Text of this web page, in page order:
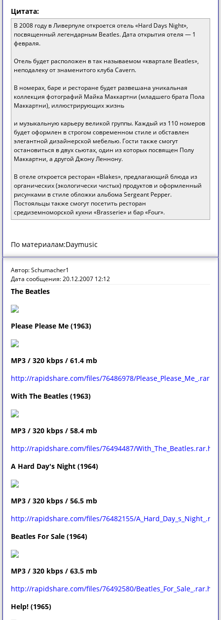
Цитата:
В 2008 году в Ливерпуле откроется отель «Hard Days Night»,
посвященный легендарным Beatles. Дата открытия отеля — 1
февраля.
Отель будет расположен в так называемом «квартале Beatles»,
неподалеку от знаменитого клуба Cavern.
В номерах, баре и ресторане будет развешана уникальная
коллекция фотографий Майка Маккартни (младшего брата Пола
Маккартни), иллюстрирующих жизнь
и музыкальную карьеру великой группы. Каждый из 110 номеров
будет оформлен в строгом современном стиле и обставлен
элегантной дизайнерской мебелью. Гости также смогут
остановиться в двух сьютах, один из которых посвящен Полу
Маккартни, а другой Джону Леннону.
В отеле откроется ресторан «Blakes», предлагающий блюда из
органических (экологически чистых) продуктов и оформленный
рисунками в стиле обложки альбома Sergeant Pepper.
Постояльцы также смогут посетить ресторан
средиземноморской кухни «Brasserie» и бар «Four».
По материалам:Daymusic
Автор: Schumacher1
Дата сообщения: 20.12.2007 12:12
The Beatles
Please Please Me (1963)
MP3 / 320 kbps / 61.4 mb
http://rapidshare.com/files/76486978/
With The Beatles (1963)
MP3 / 320 kbps / 58.4 mb
http://rapidshare.com/files/76494487/
A Hard Day's Night (1964)
MP3 / 320 kbps / 56.5 mb
http://rapidshare.com/files/76482155/
Beatles For Sale (1964)
MP3 / 320 kbps / 63.5 mb
http://rapidshare.com/files/76492580/
Help! (1965)